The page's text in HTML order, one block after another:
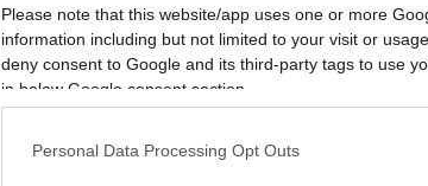
Please note that this website/app uses one or more
information including but not limited to your visit or
deny consent to Google and its third-party tags to use
in below Google consent section.
Personal Data Processing Opt Outs
Η απόφαση ελήφθη μετά
ολοκλήρωση τόσο των
εξετάσεων σε όλες τις
χοιροτροφικές
σε 1000 περίπου